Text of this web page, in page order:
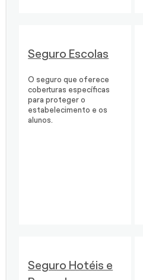
Seguro Escolas
O seguro que oferece
coberturas específicas
para proteger o
estabelecimento e os
alunos.
Seguro Hotéis e